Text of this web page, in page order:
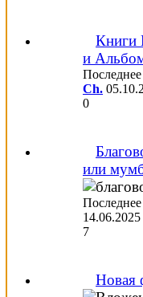
Книги
и
Ch.
0
или
14.06.2025
7
Новая